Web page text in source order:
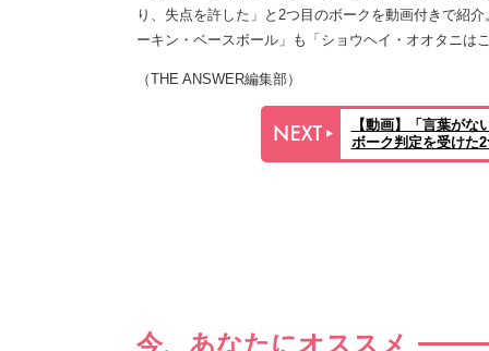
り、失点を許した」と2つ目のボークを動画付きで紹
ーキン・ベースボール」も「ショウヘイ・オオタニは
（THE ANSWER編集部）
【動画】「言葉が
ボーク判定を受けた
今、あなたにオススメ